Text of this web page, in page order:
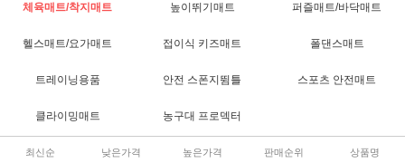
체육매트/착지매트 높이뛰기매트 퍼즐매트/바닥매트
헬스매트/요가매트 접이식 키즈매트 폴댄스매트
트레이닝용품 안전 스폰지뜀틀 스포츠 안전매트
클라이밍매트 농구대 프로덱터
최신순 낮은가격 높은가격 판매순위 상품명